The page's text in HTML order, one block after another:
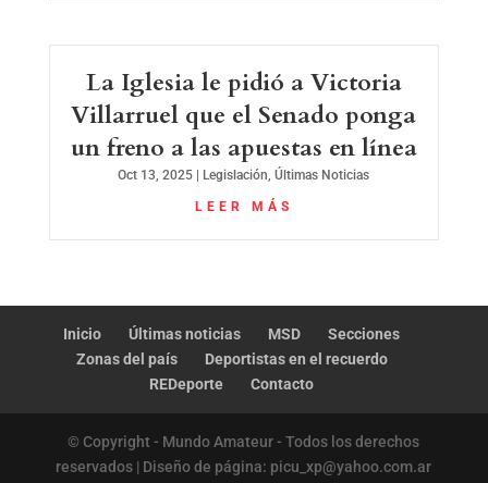
La Iglesia le pidió a Victoria
Villarruel que el Senado ponga
un freno a las apuestas en línea
Oct 13, 2025 Legislación,Últimas Noticias
LEER MÁS
Inicio Últimas noticias MSD
Secciones
Zonas del país
Deportistas en el recuerdo
REDeporte
Contacto
© Copyright - Mundo Amateur - Todos los derechos
reservados | Diseño de página: picu_xp@yahoo.com.ar